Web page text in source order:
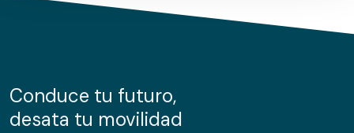
de cookies.
información sobre el uso que haga del sitio web con
nuestros partners de redes sociales, publicidad y análisis
Conduce tu futuro,
desata tu movilidad